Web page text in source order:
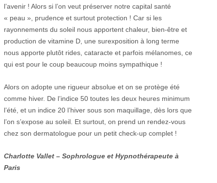
l’avenir ! Alors si l’on veut préserver notre capital santé
« peau », prudence et surtout protection ! Car si les
rayonnements du soleil nous apportent chaleur, bien-être et
production de vitamine D, une surexposition à long terme
nous apporte plutôt rides, cataracte et parfois mélanomes, ce
qui est pour le coup beaucoup moins sympathique !
Alors on adopte une rigueur absolue et on se protège été
comme hiver. De l’indice 50 toutes les deux heures minimum
l’été, et un indice 20 l’hiver sous son maquillage, dès lors que
l’on s’expose au soleil. Et surtout, on prend un rendez-vous
chez son dermatologue pour un petit check-up complet !
Charlotte Vallet – Sophrologue et Hypnothérapeute à
Paris